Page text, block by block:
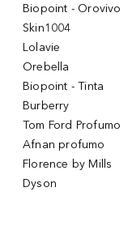
Biopoint - Orovivo
Skin1004
Lolavie
Orebella
Biopoint - Tinta
Burberry
Tom Ford Profumo
Afnan profumo
Florence by Mills
Dyson